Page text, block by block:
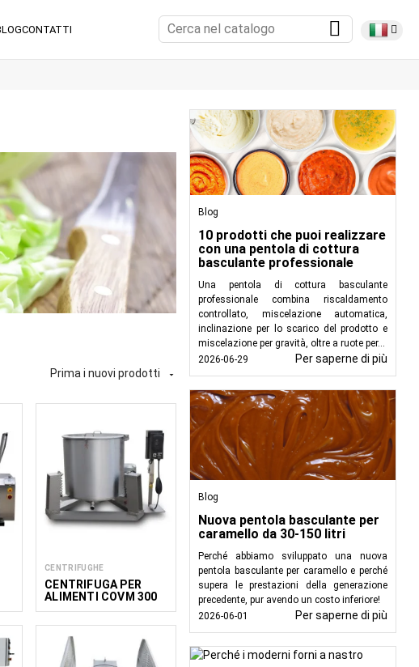
CONTATTI
per il taglio, la lavorazione, la
macchinari sono adatti per la
costanti. FoodTechProcess
attività HoReCa e cucine
Prima i nuovi prodotti 
CENTRIFUGHE
CENTRIFUGA PER
ALIMENTI COVM 300
Blog
10 prodotti che puoi realizzare
con una pentola di cottura
basculante professionale
Una pentola di cottura basculante
professionale combina riscaldamento
controllato, miscelazione automatica,
inclinazione per lo scarico del prodotto e
miscelazione per gravità, oltre a ruote per...
2026-06-29
Per saperne di più
Blog
Nuova pentola basculante per
caramello da 30-150 litri
Perché abbiamo sviluppato una nuova
pentola basculante per caramello e perché
supera le prestazioni della generazione
precedente, pur avendo un costo inferiore!
2026-06-01
Per saperne di più